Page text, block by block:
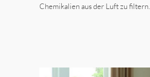
Chemikalien aus der Luft zu filtern.